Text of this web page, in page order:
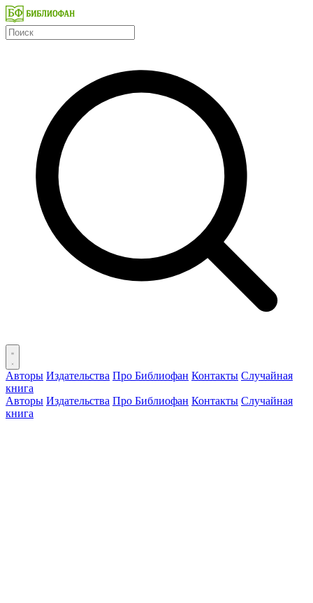
Авторы Издательства Про Библиофан Контакты Случайная
книга
Авторы Издательства Про Библиофан Контакты Случайная
книга